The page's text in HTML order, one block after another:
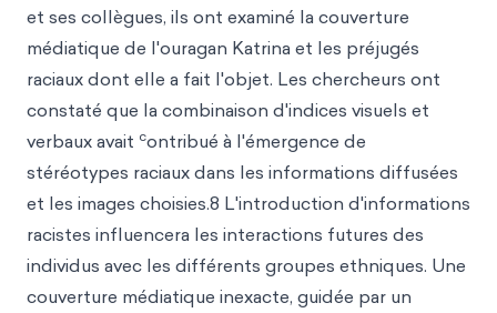
et ses collègues, ils ont examiné la couverture
médiatique de l'ouragan Katrina et les préjugés
raciaux dont elle a fait l'objet. Les chercheurs ont
constaté que la combinaison d'indices visuels et
verbaux avait contribué à l'émergence de
stéréotypes raciaux dans les informations diffusées
et les images choisies.8 L'introduction d'informations
racistes influencera les interactions futures des
individus avec les différents groupes ethniques. Une
couverture médiatique inexacte, guidée par un